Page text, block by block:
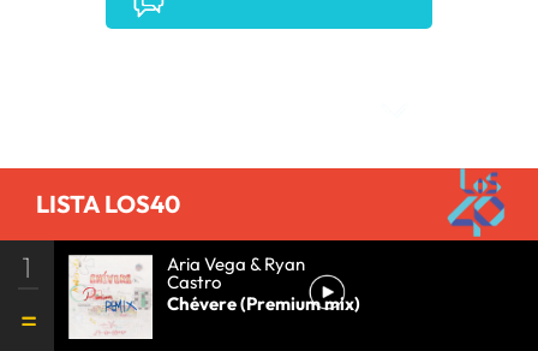
LISTA LOS40
1 Aria Vega & Ryan
Castro
Chévere (Premium mix)